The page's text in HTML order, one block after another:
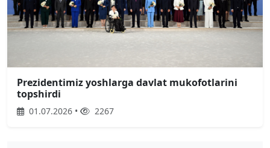
Prezidentimiz yoshlarga davlat mukofotlarini
topshirdi
01.07.2026 • 2267